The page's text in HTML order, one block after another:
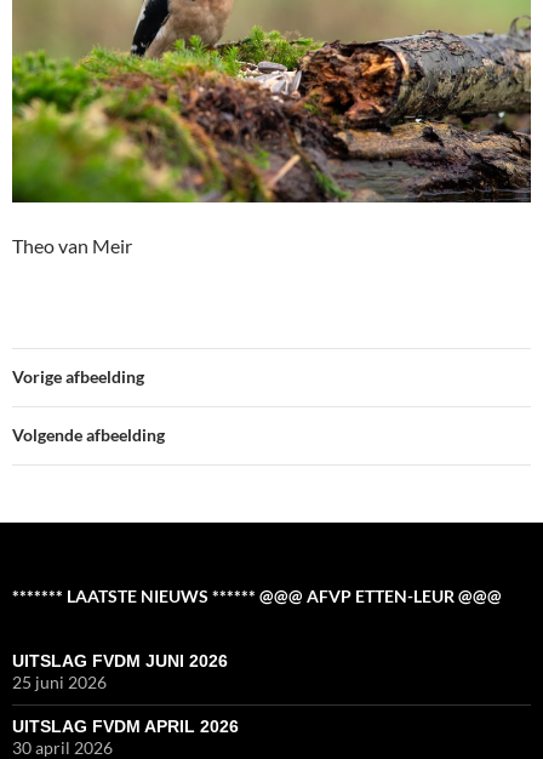
Theo van Meir
Vorige afbeelding
Volgende afbeelding
******* LAATSTE NIEUWS ****** @@@ AFVP ETTEN-LEUR @@@
UITSLAG FVDM JUNI 2026
25 juni 2026
UITSLAG FVDM APRIL 2026
30 april 2026